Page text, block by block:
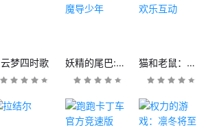
云梦四时歌 妖精的尾巴:魔导少年 猫和老鼠：欢乐互动